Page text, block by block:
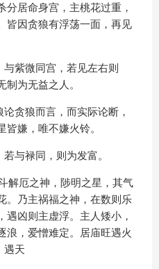
居命身宫，主桃花过重，
皆因贪狼有浮荡一面，再见
紫微同宫，若见左右则
为无益之人。
贪狼而言，而实际论断，
嫌，唯不嫌火铃。
与禄同，则为发富。
解厄之神，陟明之星，其气
。乃主祸福之神，在数则乐
遇凶则主虚浮。主人矮小，
浪，爱憎难定。居庙旺遇火
遇天